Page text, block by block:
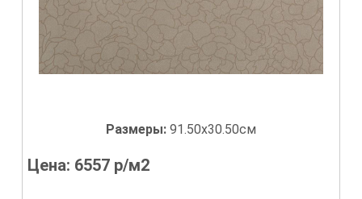
Размеры: 91.50x30.50см
Цена: 6557 р/м2